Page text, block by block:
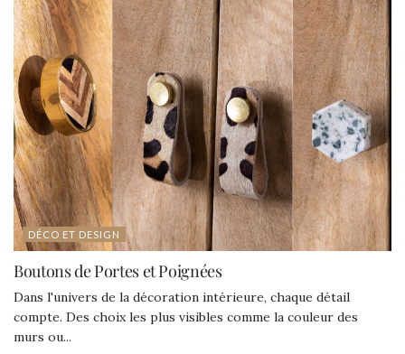
DÉCO ET DESIGN
Boutons de Portes et Poignées
Dans l'univers de la décoration intérieure, chaque détail
compte. Des choix les plus visibles comme la couleur des
murs ou...